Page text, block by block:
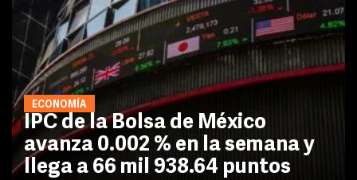
ECONOMÍA
IPC de la Bolsa de México
avanza 0.002 % en la semana y
llega a 66 mil 938.64 puntos